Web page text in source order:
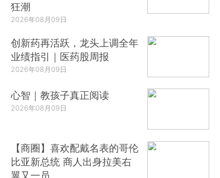
狂潮
2026年08月09日
创新药再活跃，龙头上调全年
业绩指引｜医药股周报
2026年08月09日
心智｜教孩子真正阅读
2026年08月09日
【商圈】喜欢配戴名表的哥伦
比亚新总统 商人出身拉美右
翼又一员